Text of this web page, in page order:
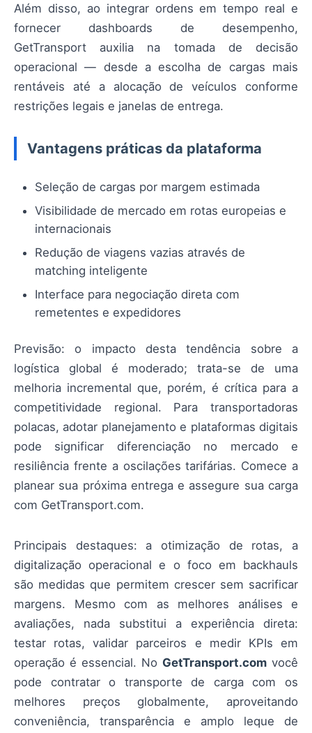
Além disso, ao integrar ordens em tempo real e
fornecer dashboards de desempenho,
GetTransport auxilia na tomada de decisão
operacional — desde a escolha de cargas mais
rentáveis até a alocação de veículos conforme
restrições legais e janelas de entrega.
Vantagens práticas da plataforma
Seleção de cargas por margem estimada
Visibilidade de mercado em rotas europeias e
internacionais
Redução de viagens vazias através de
matching inteligente
Interface para negociação direta com
remetentes e expedidores
Previsão: o impacto desta tendência sobre a
logística global é moderado; trata-se de uma
melhoria incremental que, porém, é crítica para a
competitividade regional. Para transportadoras
polacas, adotar planejamento e plataformas digitais
pode significar diferenciação no mercado e
resiliência frente a oscilações tarifárias. Comece a
planear sua próxima entrega e assegure sua carga
com GetTransport.com.
Principais destaques: a otimização de rotas, a
digitalização operacional e o foco em backhauls
são medidas que permitem crescer sem sacrificar
margens. Mesmo com as melhores análises e
avaliações, nada substitui a experiência direta:
testar rotas, validar parceiros e medir KPIs em
operação é essencial. No GetTransport.com você
pode contratar o transporte de carga com os
melhores preços globalmente, aproveitando
conveniência, transparência e amplo leque de